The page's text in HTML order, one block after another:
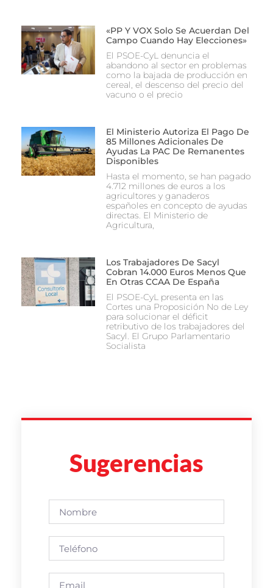
«PP Y VOX Solo Se Acuerdan Del
Campo Cuando Hay Elecciones»
El PSOE-CyL denuncia el
abandono al sector en problemas
como la bajada de producción en
cereal, el descenso del precio del
vacuno o el precio
El Ministerio Autoriza El Pago De
85 Millones Adicionales De
Ayudas La PAC De Remanentes
Disponibles
Hasta el momento, se han pagado
4.712 millones de euros a los
agricultores y ganaderos
españoles en concepto de ayudas
directas. El Ministerio de
Agricultura,
Los Trabajadores De Sacyl
Cobran 14.000 Euros Menos Que
En Otras CCAA De España
El PSOE-CyL presenta en las
Cortes una Proposición No de Ley
para solucionar el déficit
retributivo de los trabajadores del
Sacyl. El Grupo Parlamentario
Socialista
Sugerencias